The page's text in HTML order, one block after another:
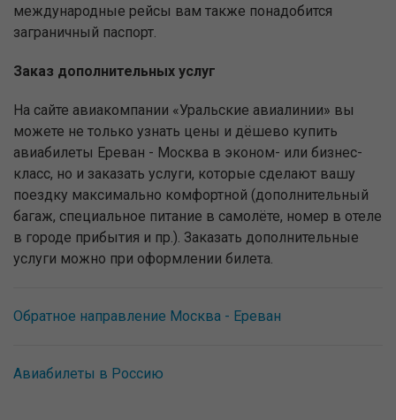
международные рейсы вам также понадобится
заграничный паспорт.
Заказ дополнительных услуг
На сайте авиакомпании «Уральские авиалинии» вы
можете не только узнать цены и дёшево купить
авиабилеты Ереван - Москва в эконом- или бизнес-
класс, но и заказать услуги, которые сделают вашу
поездку максимально комфортной (дополнительный
багаж, специальное питание в самолёте, номер в отеле
в городе прибытия и пр.). Заказать дополнительные
услуги можно при оформлении билета.
Обратное направление Москва - Ереван
Авиабилеты в Россию